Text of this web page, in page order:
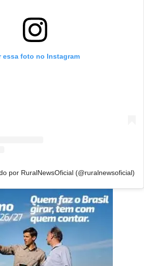
essa foto no Instagram
por RuralNewsOficial (@ruralnewsoficial)